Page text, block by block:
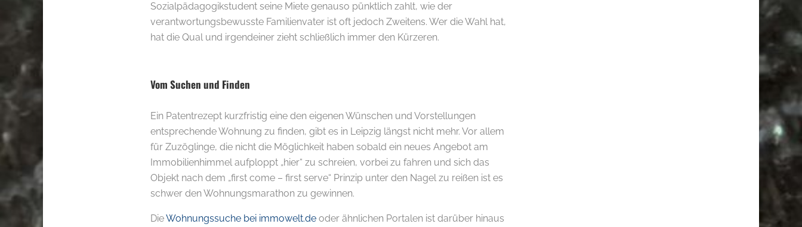
Sozialpädagogikstudent seine Miete genauso pünktlich zahlt, wie der
verantwortungsbewusste Familienvater ist oft jedoch Zweitens. Wer die Wahl hat,
hat die Qual und irgendeiner zieht schließlich immer den Kürzeren.
Vom Suchen und Finden
Ein Patentrezept kurzfristig eine den eigenen Wünschen und Vorstellungen
entsprechende Wohnung zu finden, gibt es in Leipzig längst nicht mehr. Vor allem
für Zuzöglinge, die nicht die Möglichkeit haben sobald ein neues Angebot am
Immobilienhimmel aufploppt „hier“ zu schreien, vorbei zu fahren und sich das
Objekt nach dem „first come – first serve“ Prinzip unter den Nagel zu reißen ist es
schwer den Wohnungsmarathon zu gewinnen.
DieWohnungssuche bei immowelt.de oder ähnlichen Portalen ist darüber hinaus